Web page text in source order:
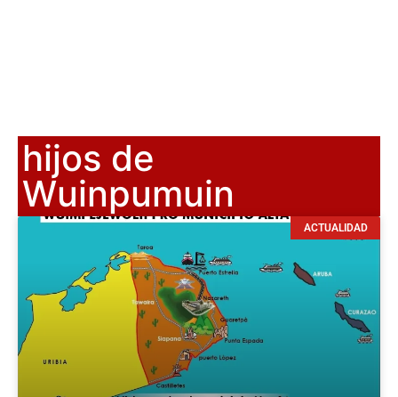
hijos de
Wuinpumuin
ACTUALIDAD